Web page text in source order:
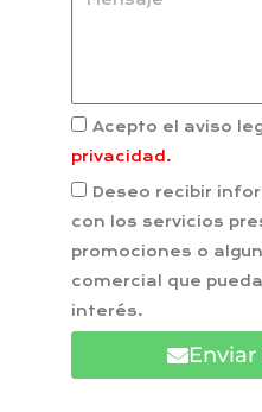
Acepto el aviso
privacidad.
Deseo recibir
con los servicios
promociones o
comercial que
interés.